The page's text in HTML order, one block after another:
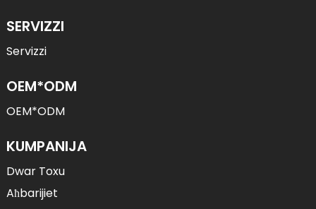
SERVIZZI
Servizzi
OEM*ODM
OEM*ODM
KUMPANIJA
Dwar Toxu
Aħbarijiet